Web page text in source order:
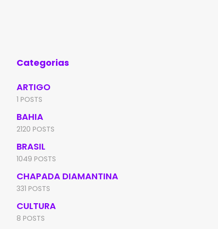
Categorias
ARTIGO
1 POSTS
BAHIA
2120 POSTS
BRASIL
1049 POSTS
CHAPADA DIAMANTINA
331 POSTS
CULTURA
8 POSTS